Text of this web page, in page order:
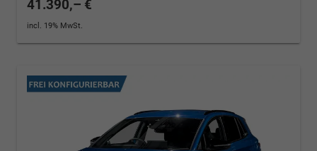
41.390,– €
incl. 19% MwSt.